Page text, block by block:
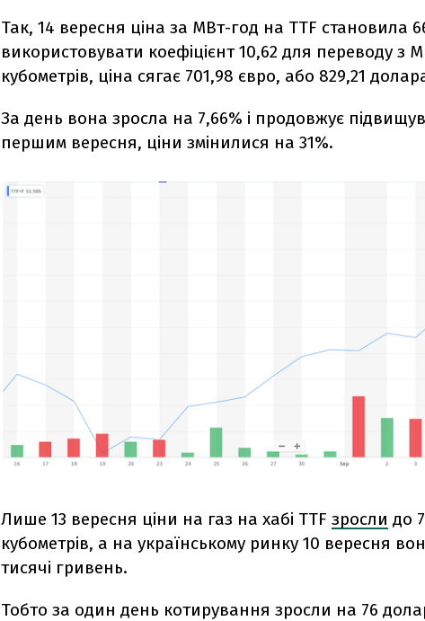
Так, 14 вересня ціна за МВт-год на TTF становила
використовувати коефіцієнт 10,62 для переводу з
кубометрів, ціна сягає 701,98 євро, або 829,21
За день вона зросла на 7,66% і продовжує
першим вересня, ціни змінилися на 31%.
Лише 13 вересня ціни на газ на хабі TTF зросли до
кубометрів, а на українському ринку 10 вересня
тисячі гривень.
Тобто за один день котирування зросли на 76